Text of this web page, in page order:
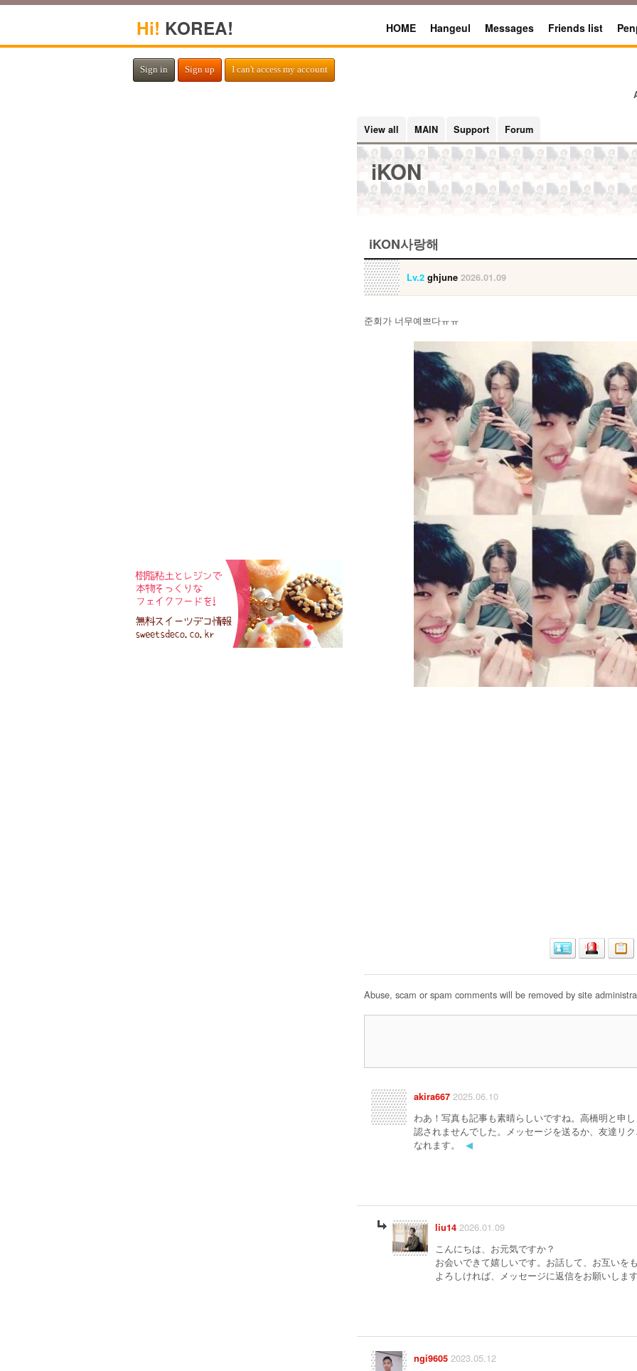
Hi! KOREA! HOME Hangeul Messages Friends list
Sign in Sign up I can't access my account
View all MAIN Support Forum
iKON
iKON사랑해
Lv.2 ghjune 2026.01.09
준회가 너무예쁘다ㅠㅠ
Abuse, scam or spam comments will be removed by site
akira667 2025.06.10
わあ！写真も記事も素晴らしいですね。高橋明と申
認されませんでした。メッセージを送るか、友達リ
なれます。
◀
liu14 2026.01.09
こんにちは、お元気ですか？
お会いできて嬉しいです。お話して、お互いを
よろしければ、メッセージに返信をお願いしま
ngi9605 2023.05.12